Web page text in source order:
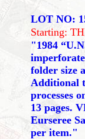
LOT NO:
Starting:
"1984
folder size
Additional
processes
13 pages.
Eurseree
per item."